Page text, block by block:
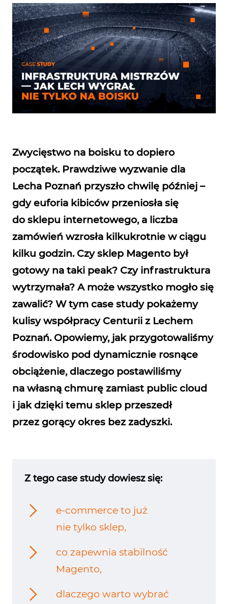
Zwycięstwo na boisku to dopiero
początek. Prawdziwe wyzwanie dla
Lecha Poznań przyszło chwilę później –
gdy euforia kibiców przeniosła się
do sklepu internetowego, a liczba
zamówień wzrosła kilkukrotnie w ciągu
kilku godzin. Czy sklep Magento był
gotowy na taki peak? Czy infrastruktura
wytrzymała? A może wszystko mogło się
zawalić? W tym case study pokażemy
kulisy współpracy Centurii z Lechem
Poznań. Opowiemy, jak przygotowaliśmy
środowisko pod dynamicznie rosnące
obciążenie, dlaczego postawiliśmy
na własną chmurę zamiast public cloud
i jak dzięki temu sklep przeszedł
przez gorący okres bez zadyszki.
Z tego case study dowiesz się:
e-commerce to już
nie tylko sklep,
co zapewnia stabilność
Magento,
dlaczego warto wybrać